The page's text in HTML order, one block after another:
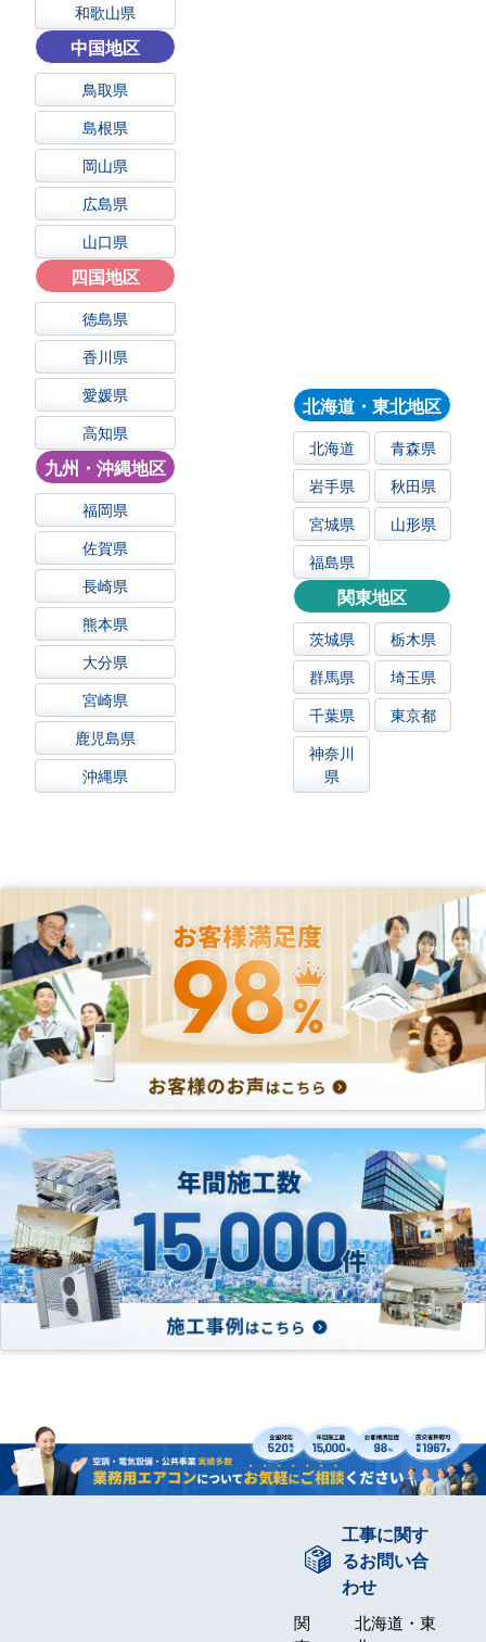
北海道・東北地区
北海道
青森県
岩手県
秋田県
宮城県
山形県
福島県
関東地区
茨城県
栃木県
群馬県
埼玉県
千葉県
東京都
神奈川
県
和歌山県
中国地区
鳥取県
島根県
岡山県
広島県
山口県
四国地区
徳島県
香川県
愛媛県
高知県
九州・沖縄地区
福岡県
佐賀県
長崎県
熊本県
大分県
宮崎県
鹿児島県
沖縄県
工事に関す
るお問い合
わせ
関
北海道・東